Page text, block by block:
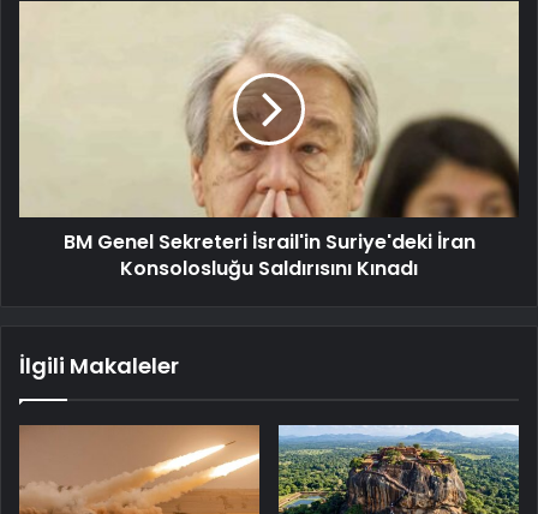
BM Genel Sekreteri İsrail'in Suriye'deki İran
Konsolosluğu Saldırısını Kınadı
İlgili Makaleler